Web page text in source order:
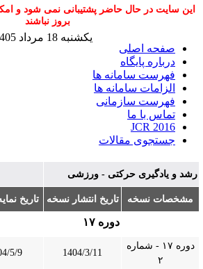
این سایت در حال حاضر پشتیبانی نمی شود و
بروز نباشند
صفحه اصلی
درباره پایگاه
فهرست سامانه ها
الزامات سامانه ها
فهرست سازمانی
تماس با ما
JCR 2016
جستجوی مقالات
یکشنبه 18 مرداد 1405
و یادگیری حرکتی - ورزشی
مشخصات نسخه تاریخ انتشار نسخه تاریخ
دوره ۱۷
دوره ۱۷ - شماره
1404/3/11
5/9